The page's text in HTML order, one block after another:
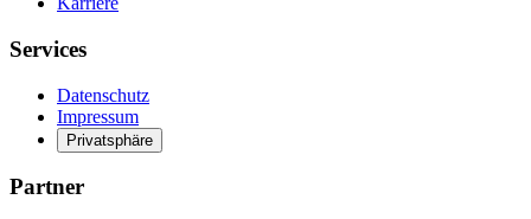
Services
Datenschutz
Impressum
Privatsphäre
Partner